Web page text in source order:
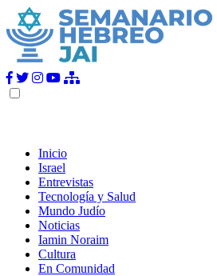
Inicio
Israel
Entrevistas
Tecnología y Salud
Mundo Judío
Noticias
Iamin Noraim
Cultura
En Comunidad